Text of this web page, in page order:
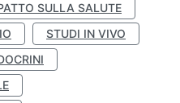
SULLA SALUTE
STUDI IN VIVO